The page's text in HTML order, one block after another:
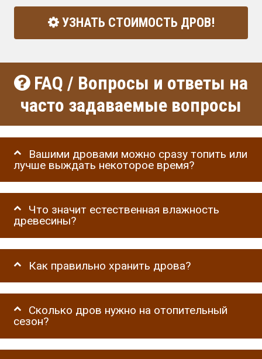
УЗНАТЬ СТОИМОСТЬ ДРОВ!
FAQ / Вопросы и ответы на
часто задаваемые вопросы
Вашими дровами можно сразу топить или
лучше выждать некоторое время?
Что значит естественная влажность
древесины?
Как правильно хранить дрова?
Сколько дров нужно на отопительный
сезон?